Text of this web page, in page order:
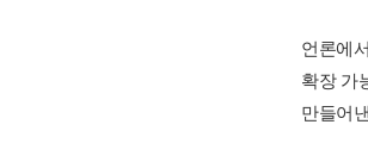
언론에
확장 가
만들어